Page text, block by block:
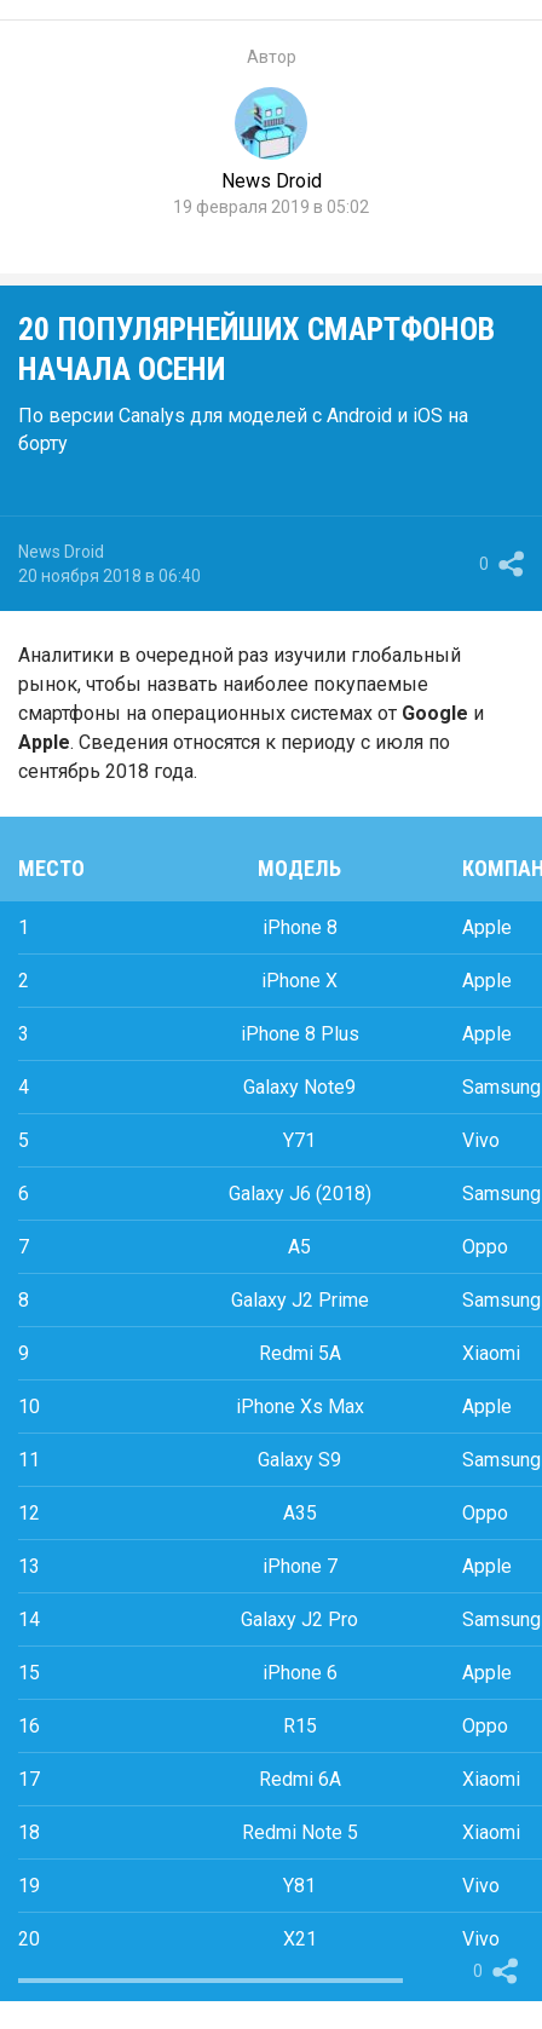
Автор
News Droid
19 февраля 2019 в 05:02
20 ПОПУЛЯРНЕЙШИХ СМАРТФОНОВ
НАЧАЛА ОСЕНИ
По версии Canalys для моделей с Android и iOS на
борту
News Droid
20 ноября 2018 в 06:40
0
Аналитики в очередной раз изучили глобальный
рынок, чтобы назвать наиболее покупаемые
смартфоны на операционных системах от Google и
Apple. Сведения относятся к периоду с июля по
сентябрь 2018 года.
МЕСТО МОДЕЛЬ
1 iPhone 8 Apple
2 iPhone X Apple
3 iPhone 8 Plus Apple
4 Galaxy Note9 Samsung
5 Y71 Vivo
6 Galaxy J6 (2018) Samsung
7 A5 Oppo
8 Galaxy J2 Prime Samsung
9 Redmi 5A Xiaomi
10 iPhone Xs Max Apple
11 Galaxy S9 Samsung
12 A35 Oppo
13 iPhone 7 Apple
14 Galaxy J2 Pro Samsung
15 iPhone 6 Apple
16 R15 Oppo
17 Redmi 6A Xiaomi
18 Redmi Note 5 Xiaomi
19 Y81 Vivo
20 X21 Vivo
0